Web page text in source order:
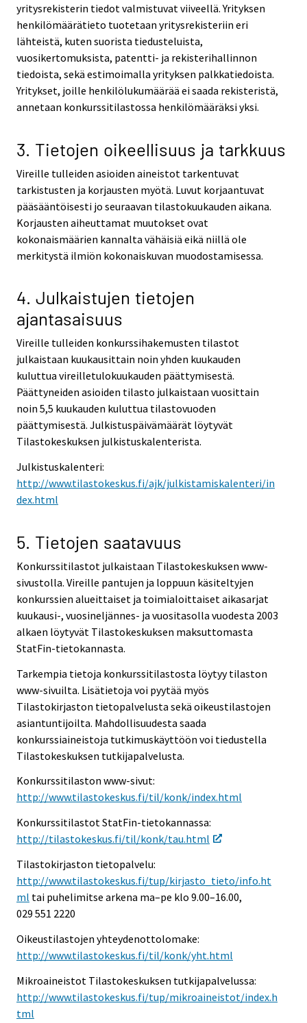
yritysrekisterin tiedot valmistuvat viiveellä. Yrityksen
henkilömäärätieto tuotetaan yritysrekisteriin eri
lähteistä, kuten suorista tiedusteluista,
vuosikertomuksista, patentti- ja rekisterihallinnon
tiedoista, sekä estimoimalla yrityksen palkkatiedoista.
Yritykset, joille henkilölukumäärää ei saada rekisteristä,
annetaan konkurssitilastossa henkilömääräksi yksi.
3. Tietojen oikeellisuus ja tarkkuus
Vireille tulleiden asioiden aineistot tarkentuvat
tarkistusten ja korjausten myötä. Luvut korjaantuvat
pääsääntöisesti jo seuraavan tilastokuukauden aikana.
Korjausten aiheuttamat muutokset ovat
kokonaismäärien kannalta vähäisiä eikä niillä ole
merkitystä ilmiön kokonaiskuvan muodostamisessa.
4. Julkaistujen tietojen
ajantasaisuus
Vireille tulleiden konkurssihakemusten tilastot
julkaistaan kuukausittain noin yhden kuukauden
kuluttua vireilletulokuukauden päättymisestä.
Päättyneiden asioiden tilasto julkaistaan vuosittain
noin 5,5 kuukauden kuluttua tilastovuoden
päättymisestä. Julkistuspäivämäärät löytyvät
Tilastokeskuksen julkistuskalenterista.
Julkistuskalenteri:
http://www.tilastokeskus.fi/ajk/julkistamiskalenteri/in
dex.html
5. Tietojen saatavuus
Konkurssitilastot julkaistaan Tilastokeskuksen www-
sivustolla. Vireille pantujen ja loppuun käsiteltyjen
konkurssien alueittaiset ja toimialoittaiset aikasarjat
kuukausi-, vuosineljännes- ja vuositasolla vuodesta 2003
alkaen löytyvät Tilastokeskuksen maksuttomasta
StatFin-tietokannasta.
Tarkempia tietoja konkurssitilastosta löytyy tilaston
www-sivuilta. Lisätietoja voi pyytää myös
Tilastokirjaston tietopalvelusta sekä oikeustilastojen
asiantuntijoilta. Mahdollisuudesta saada
konkurssiaineistoja tutkimuskäyttöön voi tiedustella
Tilastokeskuksen tutkijapalvelusta.
Konkurssitilaston www-sivut:
http://www.tilastokeskus.fi/til/konk/index.html
Konkurssitilastot StatFin-tietokannassa:
http://tilastokeskus.fi/til/konk/tau.html
Tilastokirjaston tietopalvelu:
http://www.tilastokeskus.fi/tup/kirjasto_tieto/info.ht
ml tai puhelimitse arkena ma–pe klo 9.00–16.00,
029 551 2220
Oikeustilastojen yhteydenottolomake:
http://www.tilastokeskus.fi/til/konk/yht.html
Mikroaineistot Tilastokeskuksen tutkijapalvelussa:
http://www.tilastokeskus.fi/tup/mikroaineistot/index.h
tml